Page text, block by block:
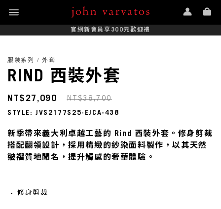
官網新會員享300元歡迎禮
服裝系列 / 外套
RIND 西裝外套
STYLE: JVS2177S25-EJCA-438
新季帶來義大利卓越工藝的 Rind 西裝外套。修身剪裁
搭配翻領設計，採用精緻的紗染面料製作，以其天然
皺褶質地聞名，提升觸感的奢華體驗。
修身剪裁
NT$27,090 NT$38,700